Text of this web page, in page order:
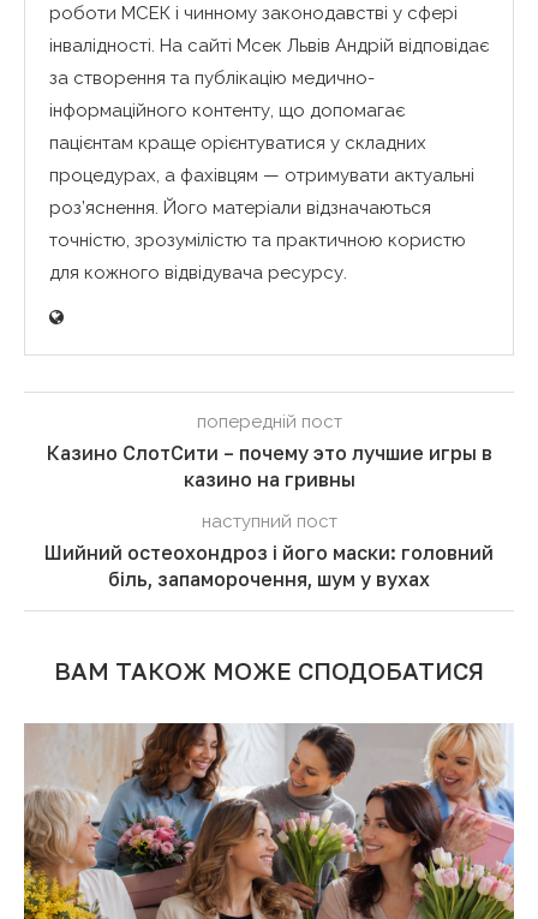
роботи МСЕК і чинному законодавстві у сфері
інвалідності. На сайті Мсек Львів Андрій відповідає
за створення та публікацію медично-
інформаційного контенту, що допомагає
пацієнтам краще орієнтуватися у складних
процедурах, а фахівцям — отримувати актуальні
роз’яснення. Його матеріали відзначаються
точністю, зрозумілістю та практичною користю
для кожного відвідувача ресурсу.
попередній пост
Казино СлотСити – почему это лучшие игры в
казино на гривны
наступний пост
Шийний остеохондроз і його маски: головний
біль, запаморочення, шум у вухах
ВАМ ТАКОЖ МОЖЕ СПОДОБАТИСЯ